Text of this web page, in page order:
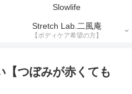
Slowlife
Stretch Lab.二風庵
【ボディケア希望の方】
【つぼみが赤くても